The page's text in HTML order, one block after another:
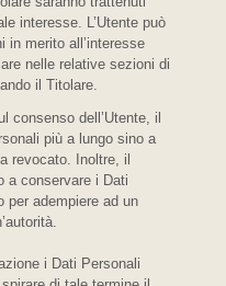
interesse. L’Utente può
in merito all’interesse
nelle relative sezioni di
il Titolare.
consenso dell’Utente, il
più a lungo sino a
revocato. Inoltre, il
a conservare i Dati
per adempiere ad un
i Dati Personali